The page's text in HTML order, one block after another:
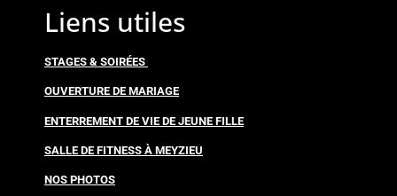
Liens utiles
STAGES & SOIRÉES
OUVERTURE DE MARIAGE
ENTERREMENT DE VIE DE JEUNE FILLE
SALLE DE FITNESS À MEYZIEU
NOS PHOTOS